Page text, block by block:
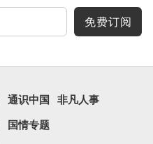
免费订阅
通识中国 非凡人事
国情专题